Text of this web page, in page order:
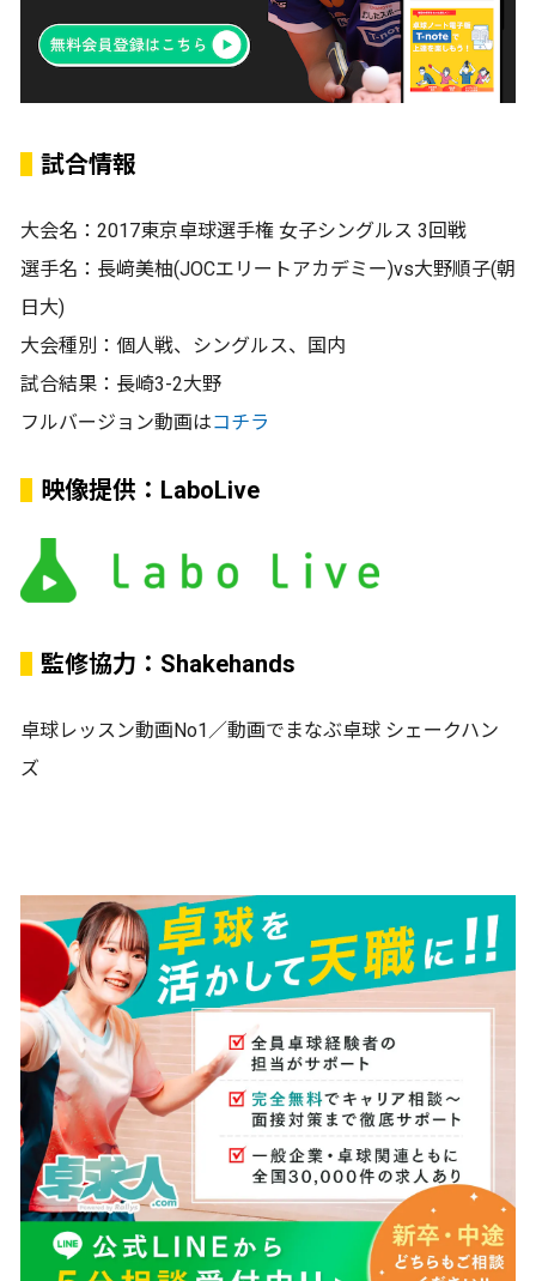
試合情報
大会名：2017東京卓球選手権 女子シングルス 3回戦
選手名：長﨑美柚(JOCエリートアカデミー)vs大野順子(朝
日大)
大会種別：個人戦、シングルス、国内
試合結果：長崎3-2大野
フルバージョン動画はコチラ
映像提供：LaboLive
監修協力：Shakehands
卓球レッスン動画No1／動画でまなぶ卓球 シェークハン
ズ